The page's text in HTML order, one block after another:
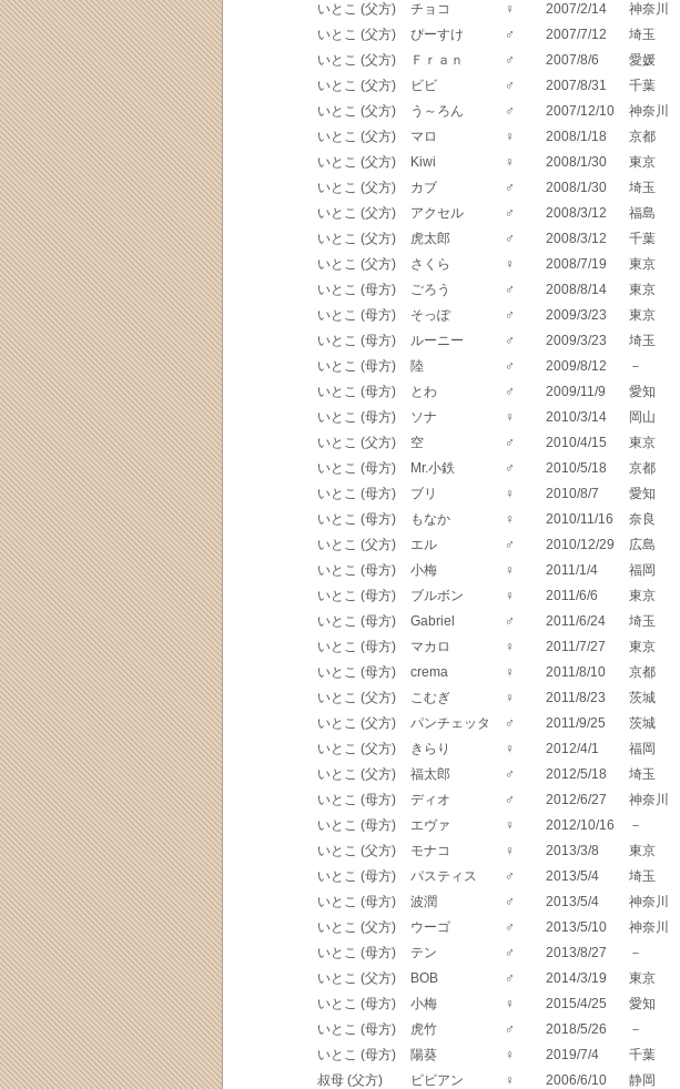
いとこ (父方) チョコ ♀ 2007/2/14 神奈川
いとこ (父方) ぴーすけ ♂ 2007/7/12 埼玉
いとこ (父方) Ｆｒａｎ ♂ 2007/8/6 愛媛
いとこ (父方) ビビ ♂ 2007/8/31 千葉
いとこ (父方) う～ろん ♂ 2007/12/10 神奈川
いとこ (父方) マロ ♀ 2008/1/18 京都
いとこ (父方) Kiwi ♀ 2008/1/30 東京
いとこ (父方) カブ ♂ 2008/1/30 埼玉
いとこ (父方) アクセル ♂ 2008/3/12 福島
いとこ (父方) 虎太郎 ♂ 2008/3/12 千葉
いとこ (父方) さくら ♀ 2008/7/19 東京
いとこ (母方) ごろう ♂ 2008/8/14 東京
いとこ (母方) そっぽ ♂ 2009/3/23 東京
いとこ (母方) ルーニー ♂ 2009/3/23 埼玉
いとこ (母方) 陸 ♂ 2009/8/12 －
いとこ (母方) とわ ♂ 2009/11/9 愛知
いとこ (母方) ソナ ♀ 2010/3/14 岡山
いとこ (父方) 空 ♂ 2010/4/15 東京
いとこ (母方) Mr.小鉄 ♂ 2010/5/18 京都
いとこ (母方) ブリ ♀ 2010/8/7 愛知
いとこ (母方) もなか ♀ 2010/11/16 奈良
いとこ (父方) エル ♂ 2010/12/29 広島
いとこ (母方) 小梅 ♀ 2011/1/4 福岡
いとこ (母方) ブルボン ♀ 2011/6/6 東京
いとこ (母方) Gabriel ♂ 2011/6/24 埼玉
いとこ (母方) マカロ ♀ 2011/7/27 東京
いとこ (母方) crema ♀ 2011/8/10 京都
いとこ (父方) こむぎ ♀ 2011/8/23 茨城
いとこ (父方) パンチェッタ ♂ 2011/9/25 茨城
いとこ (父方) きらり ♀ 2012/4/1 福岡
いとこ (父方) 福太郎 ♂ 2012/5/18 埼玉
いとこ (母方) ディオ ♂ 2012/6/27 神奈川
いとこ (母方) エヴァ ♀ 2012/10/16 －
いとこ (父方) モナコ ♀ 2013/3/8 東京
いとこ (母方) パスティス ♂ 2013/5/4 埼玉
いとこ (母方) 波潤 ♂ 2013/5/4 神奈川
いとこ (父方) ウーゴ ♂ 2013/5/10 神奈川
いとこ (母方) テン ♂ 2013/8/27 －
いとこ (父方) BOB ♂ 2014/3/19 東京
いとこ (母方) 小梅 ♀ 2015/4/25 愛知
いとこ (母方) 虎竹 ♂ 2018/5/26 －
いとこ (母方) 陽葵 ♀ 2019/7/4 千葉
叔母 (父方) ビビアン ♀ 2006/6/10 静岡